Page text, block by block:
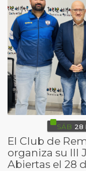
SÁB 28
El Club de
organiza su III
Abiertas el 28